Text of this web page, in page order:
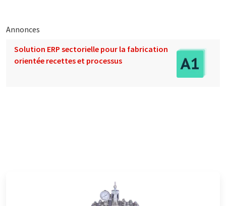
Annonces
Solution ERP sectorielle pour la fabrication
orientée recettes et processus